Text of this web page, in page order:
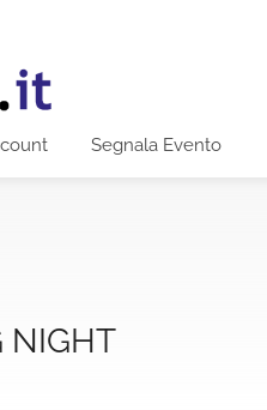
Segnala Evento
NIGHT